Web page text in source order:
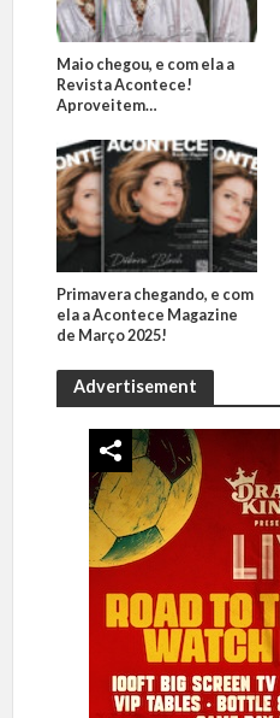
Maio chegou, e com ela a
Revista Acontece!
Aproveitem…
Primavera chegando, e com
ela a Acontece Magazine
de Março 2025!
Advertisement